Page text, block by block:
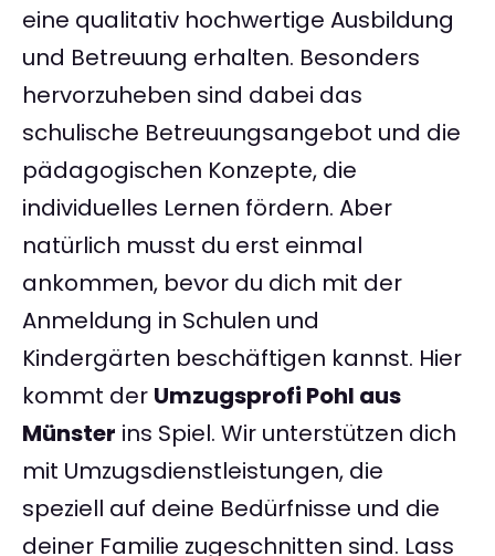
eine qualitativ hochwertige Ausbildung
und Betreuung erhalten. Besonders
hervorzuheben sind dabei das
schulische Betreuungsangebot und die
pädagogischen Konzepte, die
individuelles Lernen fördern. Aber
natürlich musst du erst einmal
ankommen, bevor du dich mit der
Anmeldung in Schulen und
Kindergärten beschäftigen kannst. Hier
kommt der Umzugsprofi Pohl aus
Münster ins Spiel. Wir unterstützen dich
mit Umzugsdienstleistungen, die
speziell auf deine Bedürfnisse und die
deiner Familie zugeschnitten sind. Lass